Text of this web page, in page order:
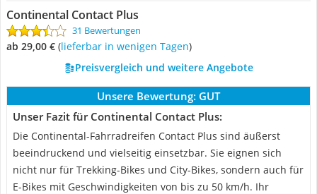
Continental Contact Plus
31 Bewertungen
ab 29,00 € ( Lieferbar in wenigen Tagen)
Preisvergleich und weitere Angebote
Unsere Bewertung: GUT
Unser Fazit für Continental Contact Plus:
Die Continental-Fahrradreifen Contact Plus sind äußerst
beeindruckend und vielseitig einsetzbar. Sie eignen sich
nicht nur für Trekking-Bikes und City-Bikes, sondern auch für
E-Bikes mit Geschwindigkeiten von bis zu 50 km/h. Ihr